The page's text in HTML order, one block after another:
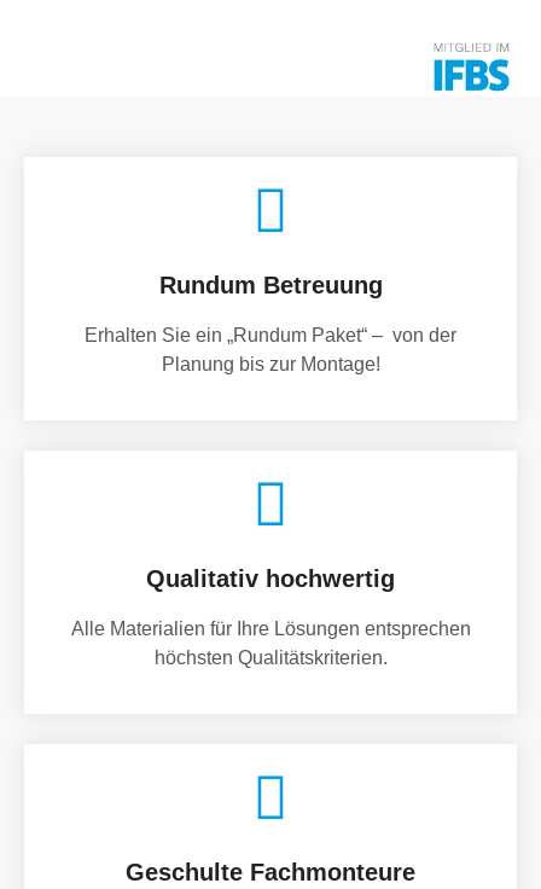
Rundum Betreuung
Erhalten Sie ein „Rundum Paket“ – von der
Planung bis zur Montage!
Qualitativ hochwertig
Alle Materialien für Ihre Lösungen entsprechen
höchsten Qualitätskriterien.
Geschulte Fachmonteure